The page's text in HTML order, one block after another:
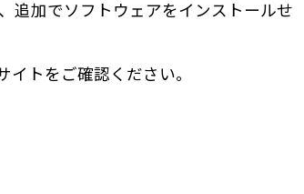
追加でソフトウェアをインストールせ
トをご確認ください。